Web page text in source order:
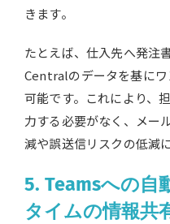
きます。
たとえば、仕入先へ発注
Centralのデータを基に
可能です。これにより、
力する必要がなく、メー
減や誤送信リスクの低減
5. Teamsへの自
タイムの情報共